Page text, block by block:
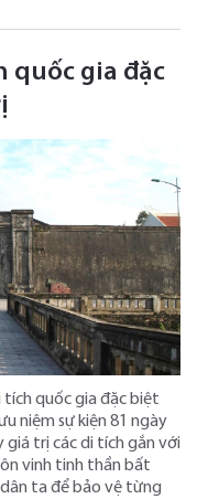
quốc gia đặc
tích quốc gia đặc biệt
niệm sự kiện 81 ngày
giá trị các di tích gắn với
vinh tinh thần bất
dân ta để bảo vệ từng